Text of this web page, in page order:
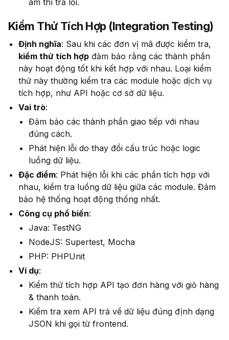
âm thì trả lỗi.
Kiểm Thử Tích Hợp (Integration Testing)
Định nghĩa: Sau khi các đơn vị mã được kiểm tra,
kiểm thử tích hợp đảm bảo rằng các thành phần
này hoạt động tốt khi kết hợp với nhau. Loại kiểm
thử này thường kiểm tra các module hoặc dịch vụ
tích hợp, như API hoặc cơ sở dữ liệu.
Vai trò:
Đảm bảo các thành phần giao tiếp với nhau
đúng cách.
Phát hiện lỗi do thay đổi cấu trúc hoặc logic
luồng dữ liệu.
Đặc điểm: Phát hiện lỗi khi các phần tích hợp với
nhau, kiểm tra luồng dữ liệu giữa các module. Đảm
bảo hệ thống hoạt động thống nhất.
Công cụ phổ biến:
Java: TestNG
NodeJS: Supertest, Mocha
PHP: PHPUnit
Ví dụ:
Kiểm thử tích hợp API tạo đơn hàng với giỏ hàng
& thanh toán.
Kiểm tra xem API trả về dữ liệu đúng định dạng
JSON khi gọi từ frontend.